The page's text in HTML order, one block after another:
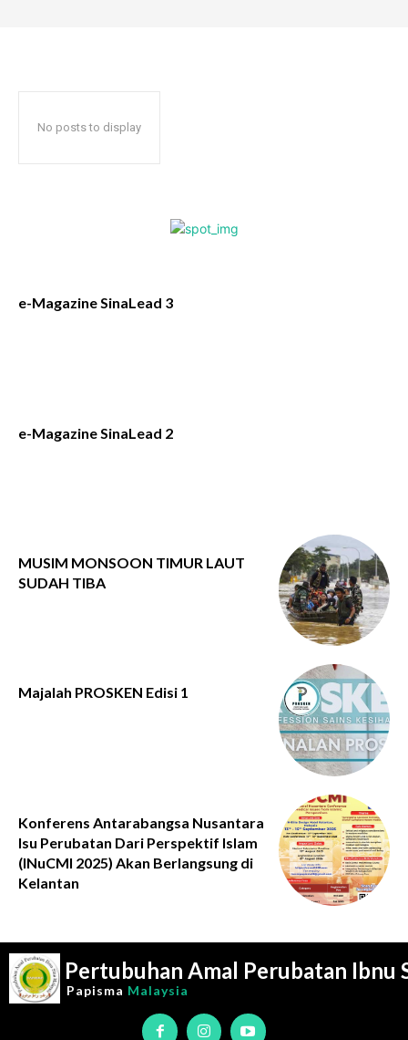
No posts to display
e-Magazine SinaLead 3
e-Magazine SinaLead 2
MUSIM MONSOON TIMUR LAUT
SUDAH TIBA
Majalah PROSKEN Edisi 1
Konferens Antarabangsa Nusantara
Isu Perubatan Dari Perspektif Islam
(INuCMI 2025) Akan Berlangsung di
Kelantan
Pertubuhan Amal Perubatan Ibnu
Papisma Malaysia